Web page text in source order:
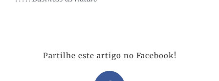
Partilhe este artigo no Facebook!